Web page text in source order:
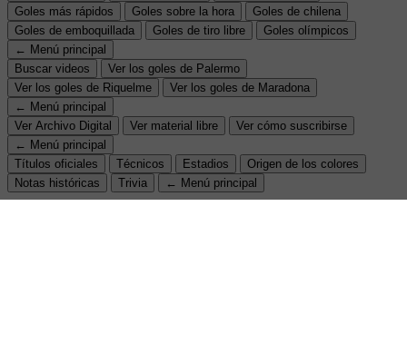
Goles más rápidos Goles sobre la hora
Goles de chilena
Goles de emboquillada
Goles de tiro libre
Goles olímpicos
← Menú principal
Buscar videos
Ver los goles de Palermo
Ver los goles de Riquelme
Ver los goles de Maradona
← Menú principal
Ver Archivo Digital
Ver material libre
Ver cómo suscribirse
← Menú principal
Títulos oficiales
Técnicos Estadios
Origen de los colores
Notas históricas
Trivia ← Menú principal